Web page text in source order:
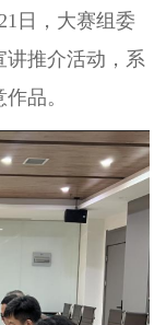
日，大赛组委
讲推介活动，系
品。